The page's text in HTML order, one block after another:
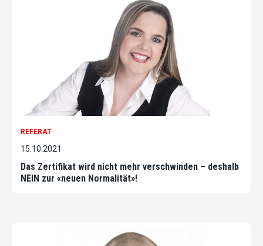
REFERAT
15.10.2021
Das Zertifikat wird nicht mehr verschwinden – deshalb
NEIN zur «neuen Normalität»!